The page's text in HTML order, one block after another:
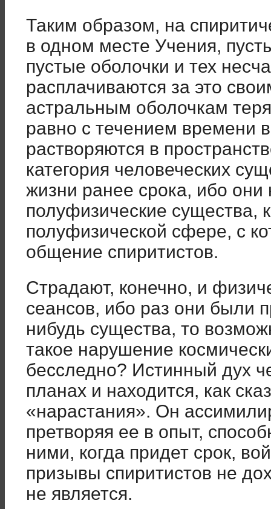
Таким образом, на
в одном месте Учения,
пустые оболочки и тех
расплачиваются за это
астральным оболочкам
равно с течением времени
растворяются в
категория человеческих
жизни ранее срока, ибо они
полуфизические существа,
полуфизической сфере, с
общение спиритистов.
Страдают, конечно, и
сеансов, ибо раз они были
нибудь существа, то
такое нарушение
бесследно? Истинный дух
планах и находится, как
«нарастания». Он
претворяя ее в опыт,
ними, когда придет срок,
призывы спиритистов не
не является.